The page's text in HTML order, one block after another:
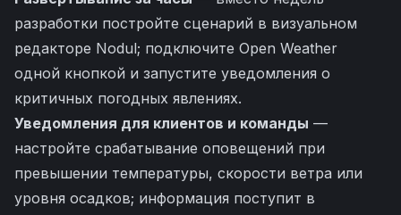
разработки постройте сценарий в визуальном
редакторе Nodul; подключите Open Weather
одной кнопкой и запустите уведомления о
критичных погодных явлениях.
Уведомления для клиентов и команды —
настройте срабатывание оповещений при
превышении температуры, скорости ветра или
уровня осадков; информация поступит в